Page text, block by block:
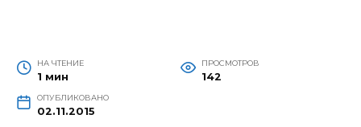
НА ЧТЕНИЕ
1 мин
ПРОСМОТРОВ
142
ОПУБЛИКОВАНО
02.11.2015